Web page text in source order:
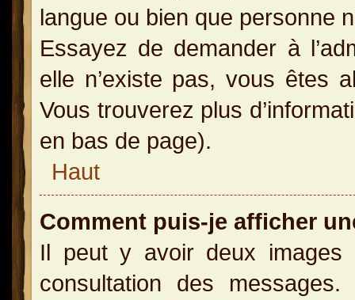
langue ou bien que personne
Essayez de demander à
elle n’existe pas, vous êtes
Vous trouverez plus
en bas de page).
Haut
Comment puis-je afficher
Il peut y avoir deux images
consultation des